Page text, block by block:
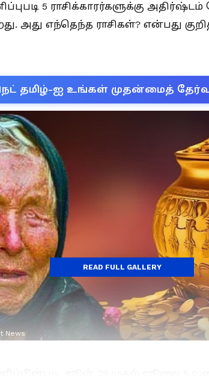
5 ராசிக்காரர்களுக்கு
அது எந்தெந்த ராசிகள்? என்பது
தமிழ்-ஐ உங்கள் முதன்மைத்
News
READ FULL GALLERY